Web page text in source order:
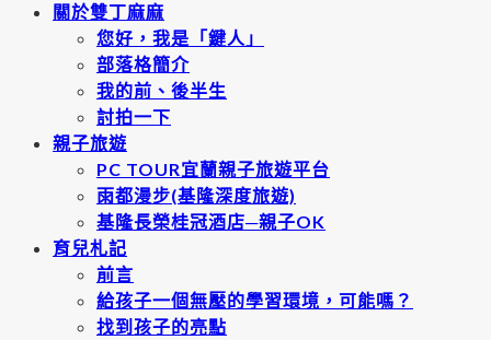
關於雙丁麻麻
您好，我是「鍵人」
部落格簡介
我的前、後半生
討拍一下
親子旅遊
PC TOUR宜蘭親子旅遊平台
雨都漫步(基隆深度旅遊)
基隆長榮桂冠酒店─親子OK
育兒札記
前言
給孩子一個無壓的學習環境，可能嗎？
找到孩子的亮點